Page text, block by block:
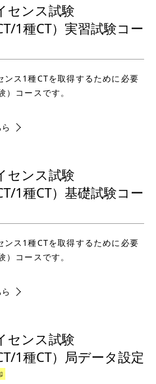
センス試験
1種CT）実習試験コー
ンス1種CTを取得するために必要
）コースです。
センス試験
1種CT）基礎試験コー
ンス1種CTを取得するために必要
）コースです。
センス試験
1種CT）局データ設定